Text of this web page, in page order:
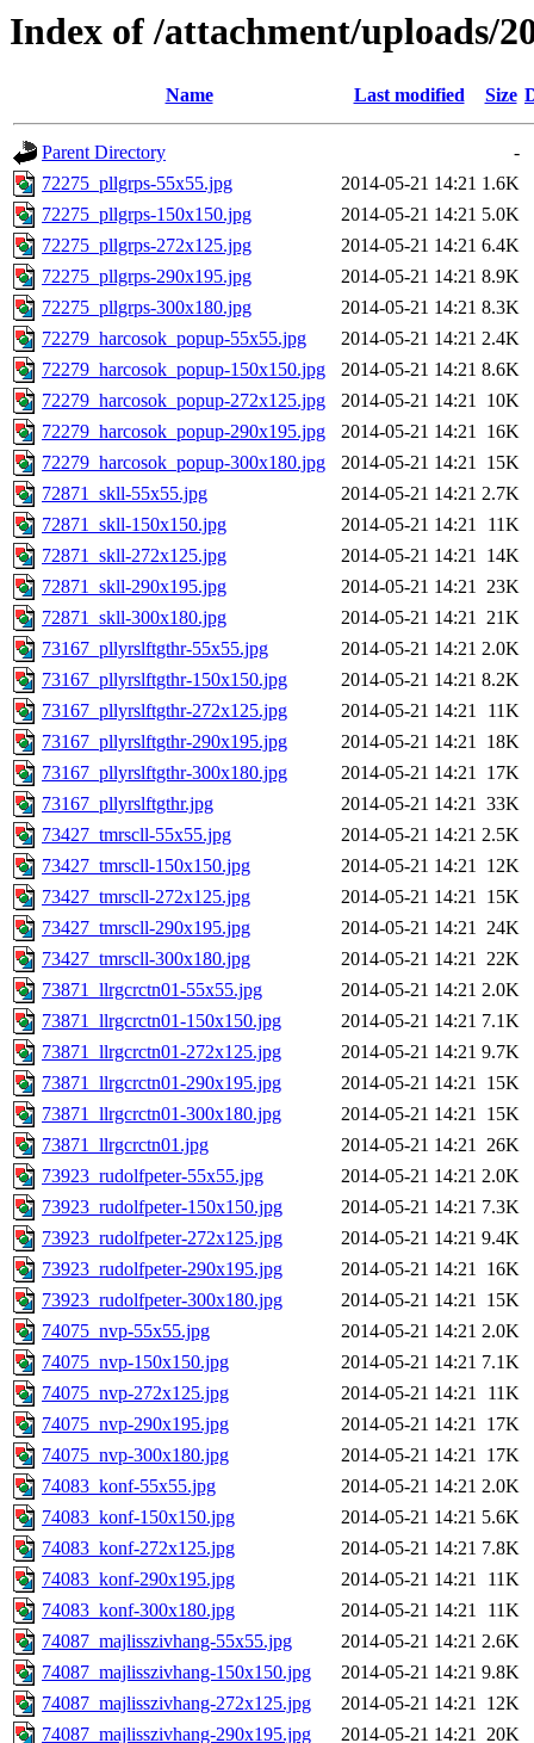
Index of /attachment/uploads/
Name Last modified Size
Parent Directory
-
72275_pllgrps-55x55.jpg
2014-05-21 14:21 1.6K
72275_pllgrps-150x150.jpg
2014-05-21 14:21 5.0K
72275_pllgrps-272x125.jpg
2014-05-21 14:21 6.4K
72275_pllgrps-290x195.jpg
2014-05-21 14:21 8.9K
72275_pllgrps-300x180.jpg
2014-05-21 14:21 8.3K
72279_harcosok_popup-55x55.jpg
2014-05-21 14:21 2.4K
72279_harcosok_popup-150x150.jpg
2014-05-21 14:21 8.6K
72279_harcosok_popup-272x125.jpg
2014-05-21 14:21 10K
72279_harcosok_popup-290x195.jpg
2014-05-21 14:21 16K
72279_harcosok_popup-300x180.jpg
2014-05-21 14:21 15K
72871_skll-55x55.jpg
2014-05-21 14:21 2.7K
72871_skll-150x150.jpg
2014-05-21 14:21
11K
72871_skll-272x125.jpg
2014-05-21 14:21 14K
72871_skll-290x195.jpg
2014-05-21 14:21 23K
72871_skll-300x180.jpg
2014-05-21 14:21 21K
73167_pllyrslftgthr-55x55.jpg
2014-05-21 14:21 2.0K
73167_pllyrslftgthr-150x150.jpg
2014-05-21 14:21 8.2K
73167_pllyrslftgthr-272x125.jpg
2014-05-21 14:21
11K
73167_pllyrslftgthr-290x195.jpg
2014-05-21 14:21 18K
73167_pllyrslftgthr-300x180.jpg
2014-05-21 14:21 17K
73167_pllyrslftgthr.jpg
2014-05-21 14:21 33K
73427_tmrscll-55x55.jpg
2014-05-21 14:21 2.5K
73427_tmrscll-150x150.jpg
2014-05-21 14:21 12K
73427_tmrscll-272x125.jpg
2014-05-21 14:21 15K
73427_tmrscll-290x195.jpg
2014-05-21 14:21 24K
73427_tmrscll-300x180.jpg
2014-05-21 14:21 22K
73871_llrgcrctn01-55x55.jpg
2014-05-21 14:21 2.0K
73871_llrgcrctn01-150x150.jpg
2014-05-21 14:21 7.1K
73871_llrgcrctn01-272x125.jpg
2014-05-21 14:21 9.7K
73871_llrgcrctn01-290x195.jpg
2014-05-21 14:21 15K
73871_llrgcrctn01-300x180.jpg
2014-05-21 14:21 15K
73871_llrgcrctn01.jpg
2014-05-21 14:21 26K
73923_rudolfpeter-55x55.jpg
2014-05-21 14:21 2.0K
73923_rudolfpeter-150x150.jpg
2014-05-21 14:21 7.3K
73923_rudolfpeter-272x125.jpg
2014-05-21 14:21 9.4K
73923_rudolfpeter-290x195.jpg
2014-05-21 14:21 16K
73923_rudolfpeter-300x180.jpg
2014-05-21 14:21 15K
74075_nvp-55x55.jpg
2014-05-21 14:21 2.0K
74075_nvp-150x150.jpg
2014-05-21 14:21 7.1K
74075_nvp-272x125.jpg
2014-05-21 14:21
11K
74075_nvp-290x195.jpg
2014-05-21 14:21 17K
74075_nvp-300x180.jpg
2014-05-21 14:21 17K
74083_konf-55x55.jpg
2014-05-21 14:21 2.0K
74083_konf-150x150.jpg
2014-05-21 14:21 5.6K
74083_konf-272x125.jpg
2014-05-21 14:21 7.8K
74083_konf-290x195.jpg
2014-05-21 14:21
11K
74083_konf-300x180.jpg
2014-05-21 14:21
11K
74087_majlisszivhang-55x55.jpg
2014-05-21 14:21 2.6K
74087_majlisszivhang-150x150.jpg
2014-05-21 14:21 9.8K
74087_majlisszivhang-272x125.jpg
2014-05-21 14:21 12K
74087_majlisszivhang-290x195.jpg
2014-05-21 14:21 20K